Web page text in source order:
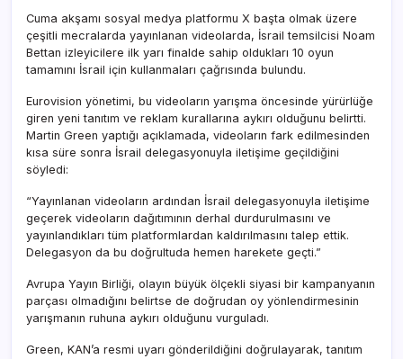
Cuma akşamı sosyal medya platformu X başta olmak üzere
çeşitli mecralarda yayınlanan videolarda, İsrail temsilcisi Noam
Bettan izleyicilere ilk yarı finalde sahip oldukları 10 oyun
tamamını İsrail için kullanmaları çağrısında bulundu.
Eurovision yönetimi, bu videoların yarışma öncesinde yürürlüğe
giren yeni tanıtım ve reklam kurallarına aykırı olduğunu belirtti.
Martin Green yaptığı açıklamada, videoların fark edilmesinden
kısa süre sonra İsrail delegasyonuyla iletişime geçildiğini
söyledi:
“Yayınlanan videoların ardından İsrail delegasyonuyla iletişime
geçerek videoların dağıtımının derhal durdurulmasını ve
yayınlandıkları tüm platformlardan kaldırılmasını talep ettik.
Delegasyon da bu doğrultuda hemen harekete geçti.”
Avrupa Yayın Birliği, olayın büyük ölçekli siyasi bir kampanyanın
parçası olmadığını belirtse de doğrudan oy yönlendirmesinin
yarışmanın ruhuna aykırı olduğunu vurguladı.
Green, KAN’a resmi uyarı gönderildiğini doğrulayarak, tanıtım